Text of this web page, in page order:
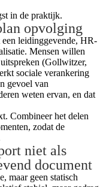
in de praktijk.
opvolging
leidinggevende, HR-
Mensen willen
(Gollwitzer,
sociale verankering
gevoel van
weten ervan, en dat
Combineer het delen
zodat de
niet als
document
maar geen statisch